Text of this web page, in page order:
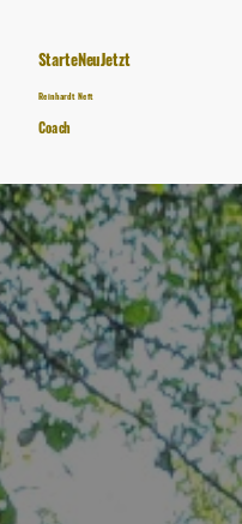
StarteNeuJetzt
Reinhardt Neft
Coach